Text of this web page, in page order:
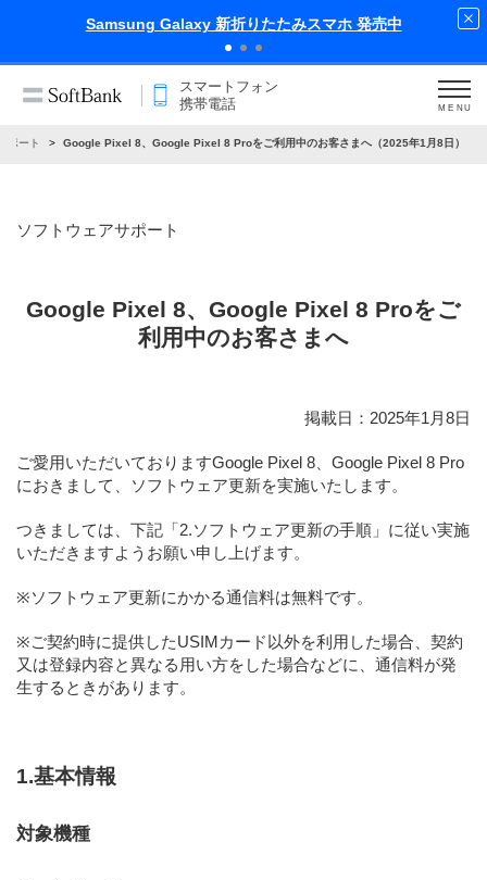
iPhone 17 Pro 発売中
スマートフォン
携帯電話
MENU
ポート Google Pixel 8、Google Pixel 8 Proをご利用中のお客さまへ（2025年1月8日）
ソフトウェアサポート
Google Pixel 8、Google Pixel 8 Proをご
利用中のお客さまへ
掲載日：2025年1月8日
ご愛用いただいておりますGoogle Pixel 8、Google Pixel 8 Pro
におきまして、ソフトウェア更新を実施いたします。
つきましては、下記「2.ソフトウェア更新の手順」に従い実施
いただきますようお願い申し上げます。
※ソフトウェア更新にかかる通信料は無料です。
※ご契約時に提供したUSIMカード以外を利用した場合、契約
又は登録内容と異なる用い方をした場合などに、通信料が発
生するときがあります。
1.基本情報
対象機種